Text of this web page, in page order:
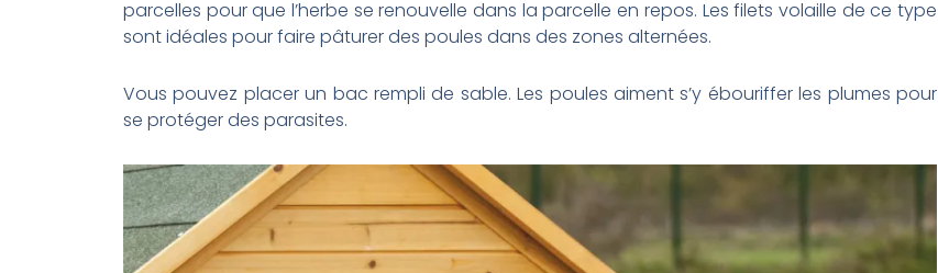
parcelles pour que l’herbe se renouvelle dans la parcelle en repos. Les filets volaille de ce type
sont idéales pour faire pâturer des poules dans des zones alternées.
Vous pouvez placer un bac rempli de sable. Les poules aiment s’y ébouriffer les plumes pour
se protéger des parasites.